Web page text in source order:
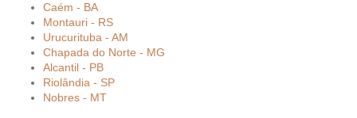
Caém - BA
Montauri - RS
Urucurituba - AM
Chapada do Norte - MG
Alcantil - PB
Riolândia - SP
Nobres - MT